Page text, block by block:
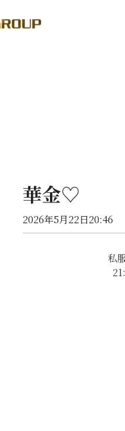
華金♡
2026年5月22日20:46
私